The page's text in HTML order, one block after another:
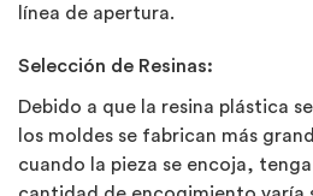
línea de apertura.
Selección de Resinas:
Debido a que la resina plástica
los moldes se fabrican más
cuando la pieza se encoja,